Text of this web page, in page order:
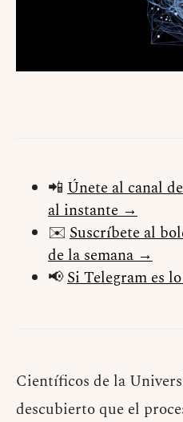
📲 Únete al canal
al instante →
✉️ Suscríbete al
de la semana →
📢Si Telegram es
Científicos de la
descubierto que el